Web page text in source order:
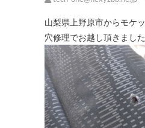
山梨県上野原市からモケットシートタバコ焦げ
穴修理でお越し頂きました